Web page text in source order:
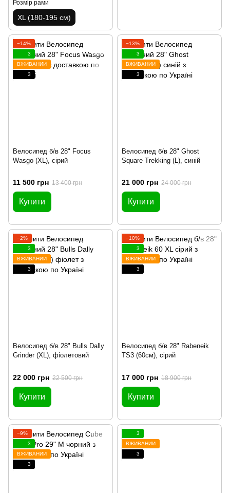
Розмір рами
XL (180-195 см)
−14%
3
ВЖИВАНИЙ
3
Велосипед б/в 28" Focus
Wasgo (XL), сірий
11 500 грн 13 400 грн
Купити
−13%
3
ВЖИВАНИЙ
3
Велосипед б/в 28" Ghost
Square Trekking (L), синій
21 000 грн 24 000 грн
Купити
−2%
3
ВЖИВАНИЙ
3
Велосипед б/в 28" Bulls Dally
Grinder (XL), фіолетовий
22 000 грн 22 500 грн
Купити
−10%
3
ВЖИВАНИЙ
3
Велосипед б/в 28" Rabeneik
TS3 (60см), сірий
17 000 грн 18 900 грн
Купити
−9%
3
ВЖИВАНИЙ
3
3
ВЖИВАНИЙ
3